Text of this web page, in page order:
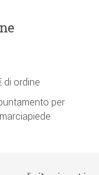
di ordine
per